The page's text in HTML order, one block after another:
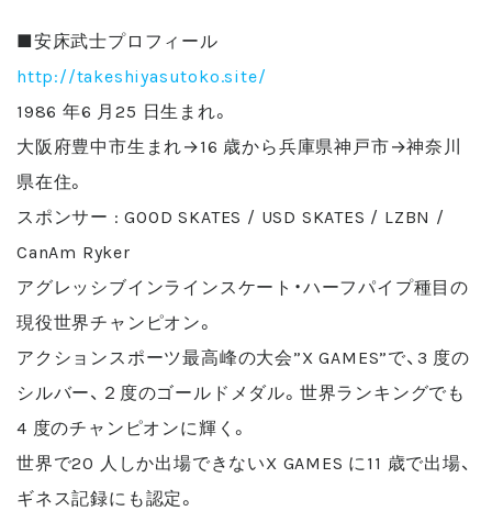
■安床武士プロフィール
http://takeshiyasutoko.site/
1986 年6 月25 日生まれ。
大阪府豊中市生まれ→16 歳から兵庫県神戸市→神奈川
県在住。
スポンサー : GOOD SKATES / USD SKATES / LZBN /
CanAm Ryker
アグレッシブインラインスケート・ハーフパイプ種目の
現役世界チャンピオン。
アクションスポーツ最高峰の大会”X GAMES”で、3 度の
シルバー、２度のゴールドメダル。世界ランキングでも
4 度のチャンピオンに輝く。
世界で20 人しか出場できないX GAMES に11 歳で出場、
ギネス記録にも認定。